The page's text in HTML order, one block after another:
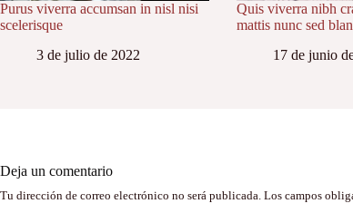
Purus viverra accumsan in nisl nisi
scelerisque
3 de julio de 2022
Quis viverra nibh
mattis nunc sed
17 de junio
Deja un comentario
Tu dirección de correo electrónico no será publicada. Los campos